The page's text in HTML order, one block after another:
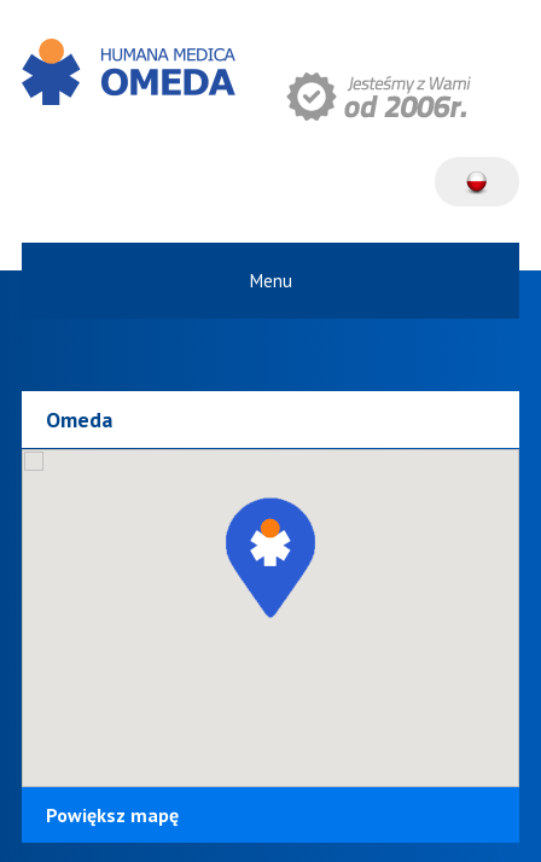
Menu
Omeda
Powiększ mapę